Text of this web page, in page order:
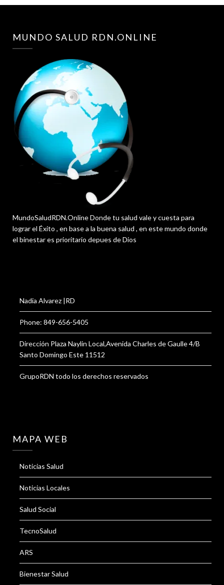
MUNDO SALUD RDN.ONLINE
MundoSaludRDN.Online Donde tu salud vale y cuesta para
lograr el Éxito , en base a la buena salud , en este mundo donde
el binestar es prioritario depues de Dios
Nadia Alvarez |RD
Phone: 849-656-5405
Dirección Plaza Naylin Local,Avenida Charles de Gaulle 4/B
Santo Domingo Este 11512
GrupoRDN todo los derechos reservados
MAPA WEB
Noticias Salud
Noticias Locales
Salud Social
TecnoSalud
ARS
Bienestar Salud